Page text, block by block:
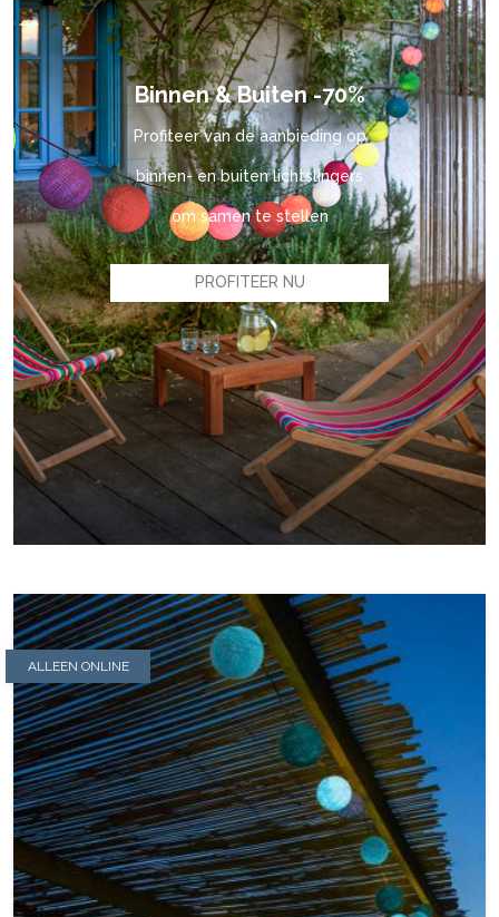
Binnen & Buiten -70%
Profiteer van de aanbieding op
binnen- en buiten lichtslingers
om samen te stellen
PROFITEER NU
ALLEEN ONLINE